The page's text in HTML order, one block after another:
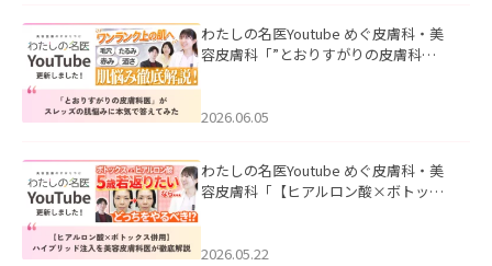
わたしの名医Youtube めぐ皮膚科・美
容皮膚科「”とおりすがりの皮膚科
2026.06.05
わたしの名医Youtube めぐ皮膚科・美
容皮膚科「【ヒアルロン酸×ボトック
た。
2026.05.22